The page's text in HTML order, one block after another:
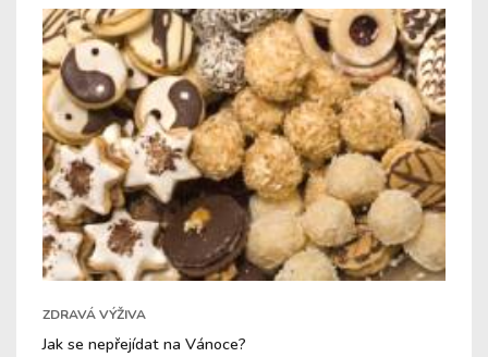
ZDRAVÁ VÝŽIVA
Jak se nepřejídat na Vánoce?